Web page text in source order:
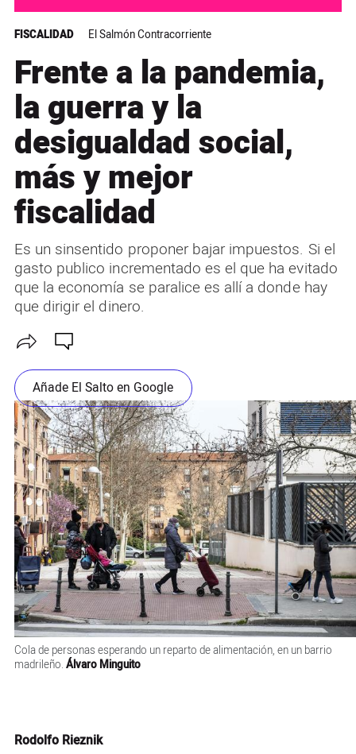
FISCALIDAD El Salmón Contracorriente
Frente a la pandemia,
la guerra y la
desigualdad social,
más y mejor
fiscalidad
Es un sinsentido proponer bajar impuestos. Si el
gasto publico incrementado es el que ha evitado
que la economía se paralice es allí a donde hay
que dirigir el dinero.
Añade El Salto en Google
Cola de personas esperando un reparto de alimentación, en un barrio
madrileño. Álvaro Minguito
Rodolfo Rieznik